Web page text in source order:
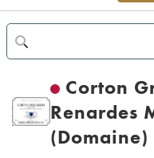
Corton
Renardes
(Domaine)